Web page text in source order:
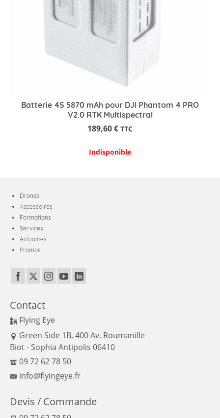
Batterie 4S 5870 mAh pour DJI Phantom 4 PRO
V2.0 RTK Multispectral
189,60€ TTC
Indisponible
Drones
Accessoires
Formations
Services
Actualités
Promos
Contact
Flying Eye
Green Side 1B, 400 Av. Roumanille
Biot - Sophia Antipolis 06410
09 72 62 78 50
info@flyingeye.fr
Devis / Commande